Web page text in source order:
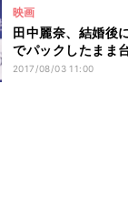
映画
田中麗奈、結婚後
でパックしたまま
2017/08/03 11:00